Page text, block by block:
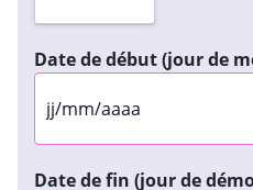
Date de début (jour de
Date de fin (jour de